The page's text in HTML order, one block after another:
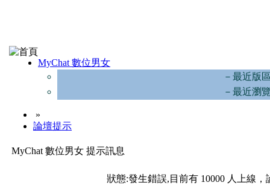
MyChat 數位男女
－最近版
－最近瀏
»
論壇提示
MyChat 數位男女 提示訊息
狀態:發生錯誤,目前有 10000 人上線